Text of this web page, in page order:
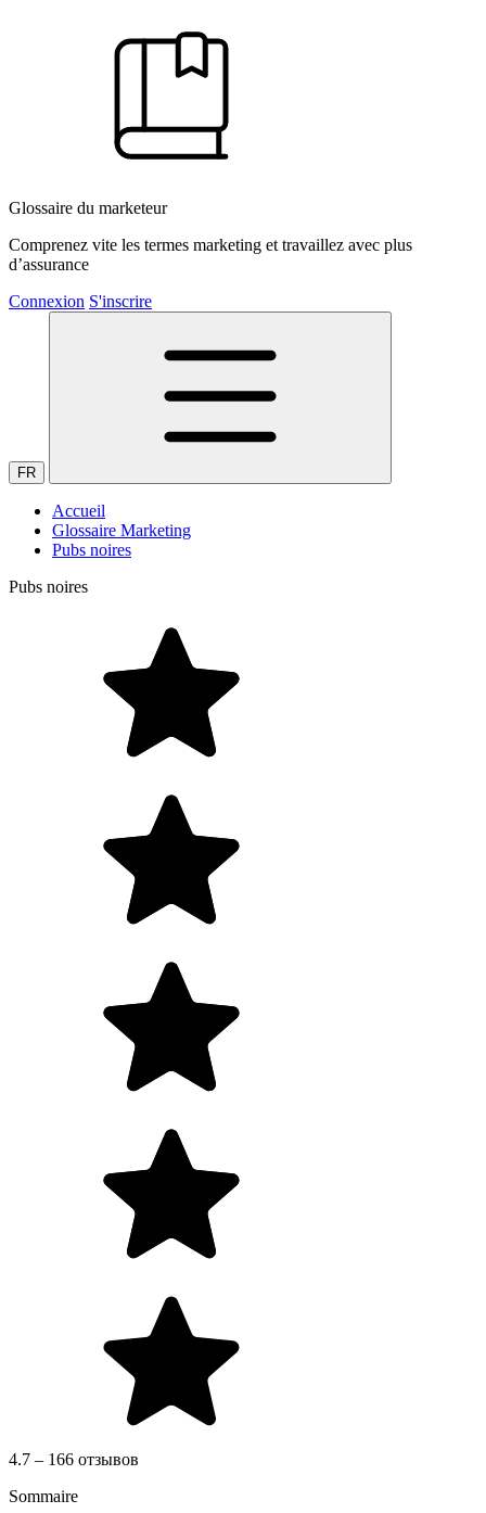
Glossaire du marketeur
Comprenez vite les termes marketing et travaillez avec plus
d’assurance
Connexion S'inscrire
FR
Accueil
Glossaire Marketing
Pubs noires
Pubs noires
4.7 – 166 отзывов
Sommaire